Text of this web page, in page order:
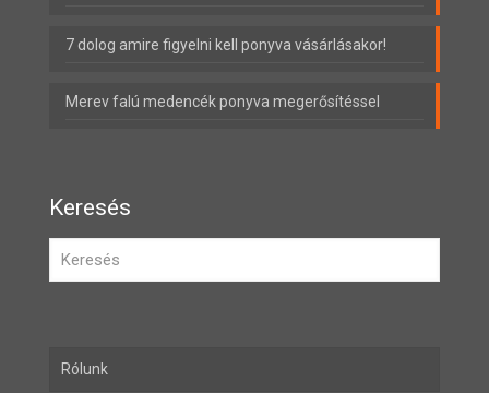
7 dolog amire figyelni kell ponyva vásárlásakor!
Merev falú medencék ponyva megerősítéssel
Keresés
Rólunk